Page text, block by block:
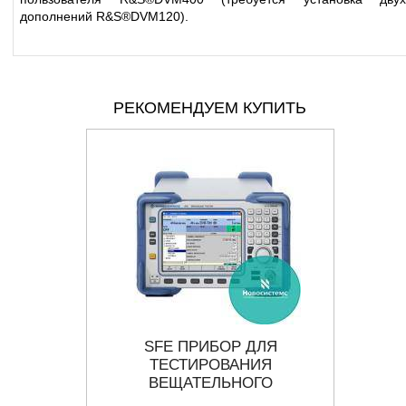
дополнений R&S®DVM120).
РЕКОМЕНДУЕМ КУПИТЬ
SFE ПРИБОР ДЛЯ
ТЕСТИРОВАНИЯ
ВЕЩАТЕЛЬНОГО